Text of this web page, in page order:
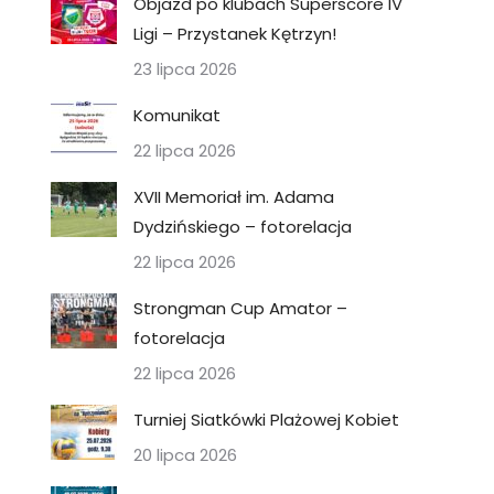
Ligi – Przystanek Kętrzyn!
23 lipca 2026
Komunikat
22 lipca 2026
XVII Memoriał im. Adama
Dydzińskiego – fotorelacja
22 lipca 2026
Strongman Cup Amator –
fotorelacja
22 lipca 2026
Turniej Siatkówki Plażowej Kobiet
20 lipca 2026